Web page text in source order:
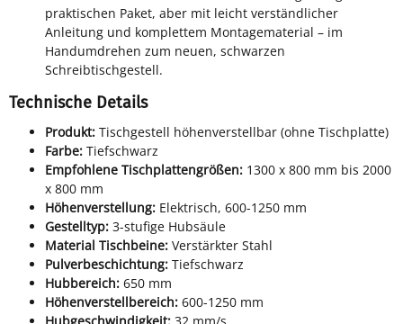
praktischen Paket, aber mit leicht verständlicher
Anleitung und komplettem Montagematerial – im
Handumdrehen zum neuen, schwarzen
Schreibtischgestell.
Technische Details
Produkt: Tischgestell höhenverstellbar (ohne Tischplatte)
Farbe: Tiefschwarz
Empfohlene Tischplattengrößen: 1300 x 800 mm bis 2000
x 800 mm
Höhenverstellung: Elektrisch, 600-1250 mm
Gestelltyp: 3-stufige Hubsäule
Material Tischbeine: Verstärkter Stahl
Pulverbeschichtung: Tiefschwarz
Hubbereich: 650 mm
Höhenverstellbereich: 600-1250 mm